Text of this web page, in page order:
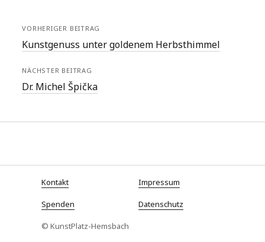
VORHERIGER BEITRAG
Kunstgenuss unter goldenem Herbsthimmel
NÄCHSTER BEITRAG
Dr. Michel Špička
Kontakt Impressum
Spenden Datenschutz
© KunstPlatz-Hemsbach